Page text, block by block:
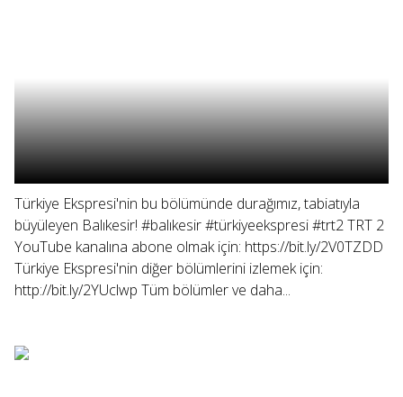
Türkiye Ekspresi'nin bu bölümünde durağımız, tabiatıyla
büyüleyen Balıkesir! #balıkesir #türkiyeekspresi #trt2 TRT 2
YouTube kanalına abone olmak için: https://bit.ly/2V0TZDD
Türkiye Ekspresi'nin diğer bölümlerini izlemek için:
http://bit.ly/2YUclwp Tüm bölümler ve daha...